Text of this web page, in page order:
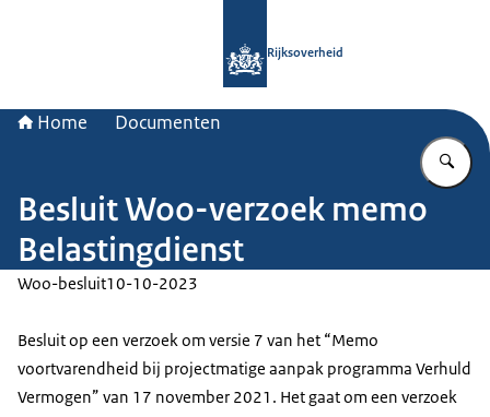
Rijksoverheid
Home Documenten
Besluit Woo-verzoek memo
Belastingdienst
Woo-besluit10-10-2023
Besluit op een verzoek om versie 7 van het “Memo
voortvarendheid bij projectmatige aanpak programma Verhuld
Vermogen” van 17 november 2021. Het gaat om een verzoek